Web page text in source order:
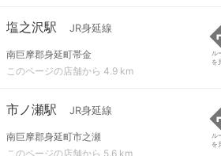
塩之沢駅 JR身延線
南巨摩郡身延町帯金
このページの店舗から 4.9 km
ル
を
市ノ瀬駅 JR身延線
南巨摩郡身延町市之瀬
このページの店舗から 5.6 km
ル
を